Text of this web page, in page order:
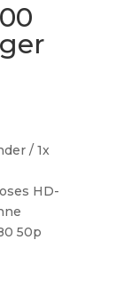
/ 1x
HD-
50p